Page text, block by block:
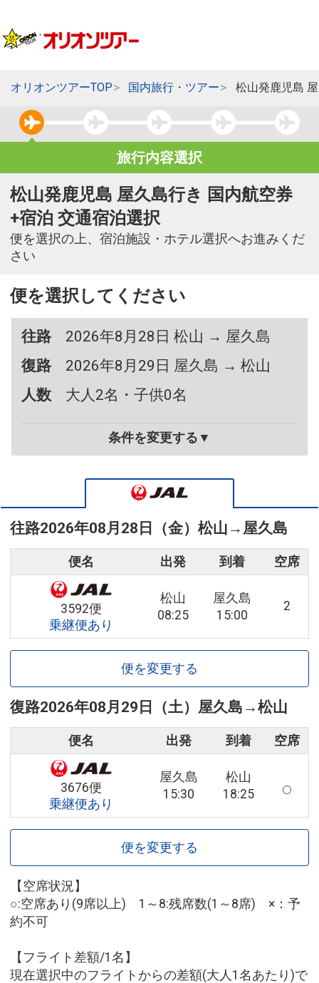
オリオンツアーTOP 国内旅行・ツアー 松山発鹿児島
旅行内容選択
松山発鹿児島 屋久島行き 国内航空券
+宿泊 交通宿泊選択
便を選択の上、宿泊施設・ホテル選択へお進みくだ
さい
便を選択してください
往路
2026年8月28日 松山 → 屋久島
復路
2026年8月29日 屋久島 → 松山
人数
大人2名・子供0名
条件を変更する▼
往路2026年08月28日（金） 松山 → 屋久島
便名 出発 到着 空席
3592便
乗継便あり
松山
08:25
屋久島
15:00
2
便を変更する
復路2026年08月29日（土） 屋久島 →松山
便名 出発 到着 空席
3676便
乗継便あり
屋久島
15:30
松山
18:25
便を変更する
【空席状況】
○:空席あり(9席以上) 1～8:残席数(1～8席) ×：予
約不可
【フライト差額/1名】
現在選択中のフライトからの差額(大人1名あたり)で